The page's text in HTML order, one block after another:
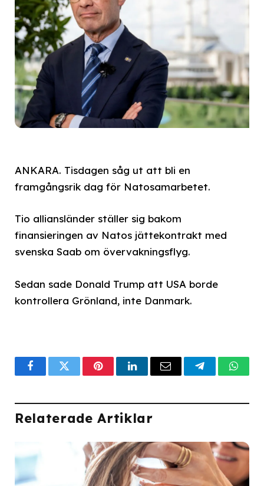
ANKARA. Tisdagen såg ut att bli en
framgångsrik dag för Natosamarbetet.
Tio alliansländer ställer sig bakom
finansieringen av Natos jättekontrakt med
svenska Saab om övervakningsflyg.
Sedan sade Donald Trump att USA borde
kontrollera Grönland, inte Danmark.
FacebookTwitterPinterestLinkedInEmail Telegram
Relaterade Artiklar